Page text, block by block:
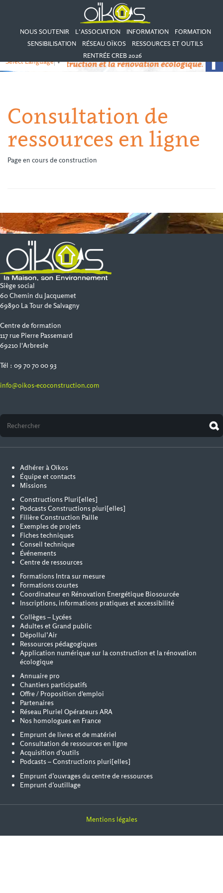
NOUS SOUTENIR L’ASSOCIATION INFORMATION
FORMATION
SENSIBILISATION
RÉSEAU OÏKOS
RESSOURCES ET OUTILS
RENTRÉE CREB 2026
Select Language▼
Consultation de
ressources en ligne
Page en cours de construction
Siège social
60 Chemin du Jacquemet
69890 La Tour de Salvagny
Centre de formation
117 rue Pierre Passemard
69210 l'Arbresle
Tél : 09 70 70 00 93
info@oikos-ecoconstruction.com
Adhérer à Oïkos
Équipe et contacts
Missions
Constructions Pluri[elles]
Podcasts Constructions pluri[elles]
Filière Construction Paille
Exemples de projets
Fiches techniques
Conseil technique
Événements
Centre de ressources
Formations Intra sur mesure
Formations courtes
Coordinateur en Rénovation Energétique Biosourcée
Inscriptions, informations pratiques et accessibilité
Collèges – Lycées
Adultes et Grand public
Dépollul’Air
Ressources pédagogiques
Application numérique sur la construction et la rénovation
écologique
Annuaire pro
Chantiers participatifs
Offre / Proposition d'emploi
Partenaires
Réseau Pluriel Opérateurs ARA
Nos homologues en France
Emprunt de livres et de matériel
Consultation de ressources en ligne
Acquisition d’outils
Podcasts – Constructions pluri[elles]
Emprunt d’ouvrages du centre de ressources
Emprunt d’outillage
Mentions légales